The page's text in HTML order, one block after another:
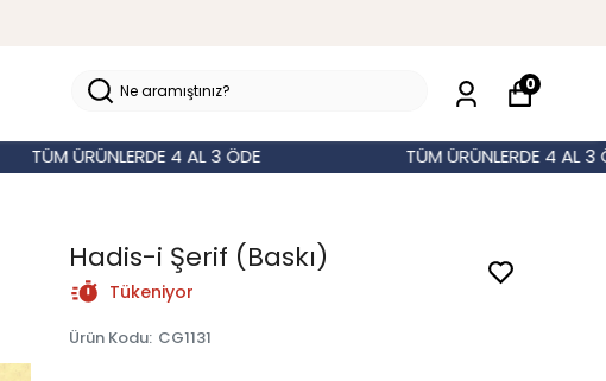
0
TÜM ÜRÜNLERDE 4 AL 3 ÖDE
TÜM ÜRÜNLERDE 4 AL 3 ÖDE
Hadis-i Şerif (Baskı)
Tükeniyor
Ürün Kodu: CG1131